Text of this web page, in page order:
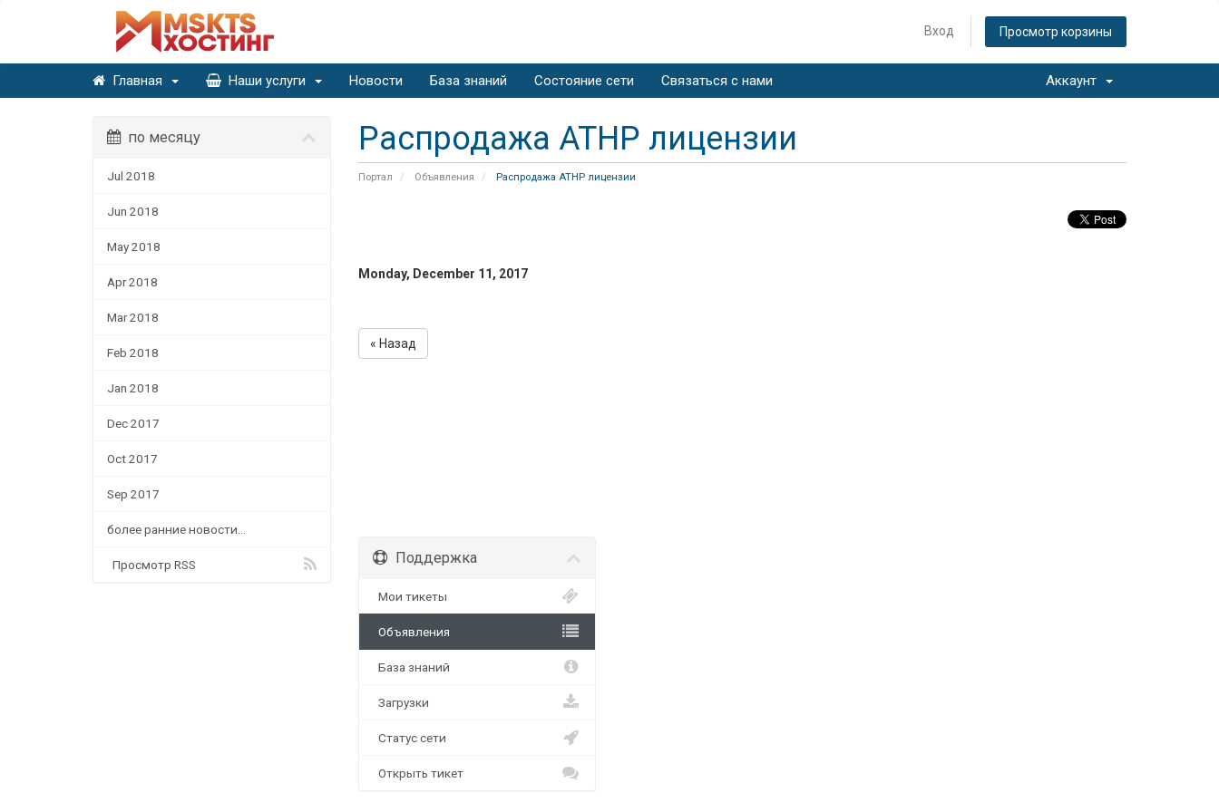
Вход Просмотр корзины
Главная Наши услуги Новости База знаний Состояние сети Связаться с нами Аккаунт
Распродажа ATHP лицензии
Портал Объявления Распродажа ATHP лицензии
по месяцу
Jul 2018
Jun 2018
May 2018
Apr 2018
Mar 2018
Feb 2018
Jan 2018
Dec 2017
Oct 2017
Sep 2017
более ранние новости...
Просмотр RSS
Monday, December 11, 2017
« Назад
Поддержка
Мои тикеты
Объявления
База знаний
Загрузки
Статус сети
Открыть тикет